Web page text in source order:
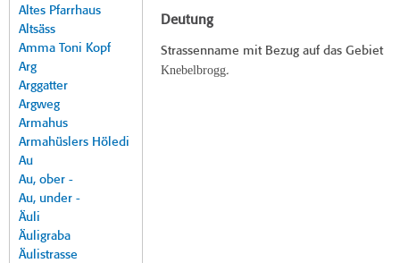
Altes Pfarrhaus
Altsäss
Amma Toni Kopf
Arg
Arggatter
Argweg
Armahus
Armahüslers Höledi
Au
Au, ober -
Au, under -
Äuli
Äuligraba
Äulistrasse
Deutung
Strassenname mit Bezug auf das Gebiet
Knebelbrogg.